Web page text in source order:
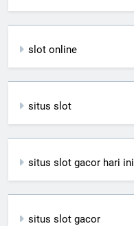
slot online
situs slot
situs slot gacor hari ini
situs slot gacor